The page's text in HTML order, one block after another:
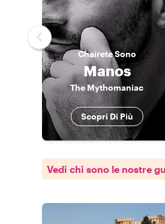
Chaírete Sono
Manos
The Mythomaniac
Scopri Di Più
Vedi chi sono le nostre